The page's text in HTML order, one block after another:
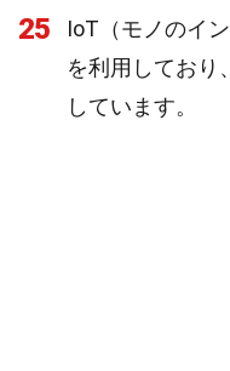
25
IoT（モノのイ
を利用しており
しています。